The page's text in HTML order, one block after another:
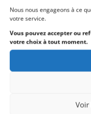
Nous nous engageons à ce
votre service.
Vous pouvez accepter ou
votre choix à tout moment.
Voir
Arbitrage – Inter-
Trois de nos
ce week-end du 31/
Caen, afin d’arbitrer
territoriaux
très...